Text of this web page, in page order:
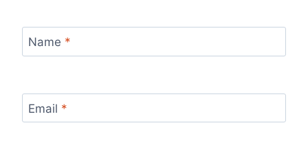
Name *
Email *